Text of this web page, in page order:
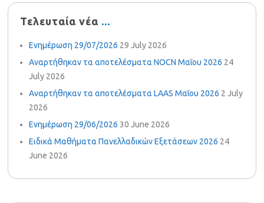
Τελευταία νέα
Ενημέρωση 29/07/2026 29 July 2026
Αναρτήθηκαν τα αποτελέσματα NOCN Μαΐου 2026 24
July 2026
Αναρτήθηκαν τα αποτελέσματα LAAS Μαΐου 2026 2 July
2026
Ενημέρωση 29/06/2026 30 June 2026
Ειδικά Μαθήματα Πανελλαδικών Εξετάσεων 2026 24
June 2026